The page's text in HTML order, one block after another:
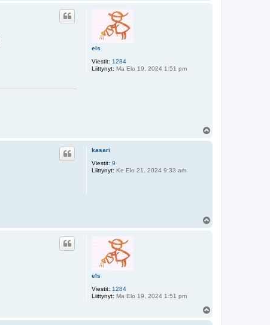
els
Viestit: 1284
Liittynyt: Ma Elo 19, 2024 1:51 pm
kasari
Viestit: 9
Liittynyt: Ke Elo 21, 2024 9:33 am
els
Viestit: 1284
Liittynyt: Ma Elo 19, 2024 1:51 pm